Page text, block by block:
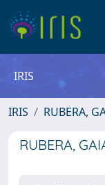
IRIS
IRIS RUBERA,
RUBERA,